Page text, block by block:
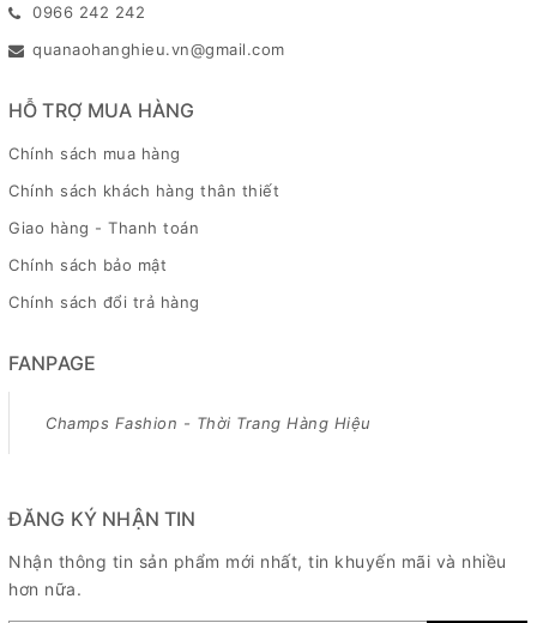
0966 242 242
quanaohanghieu.vn@gmail.com
HỖ TRỢ MUA HÀNG
Chính sách mua hàng
Chính sách khách hàng thân thiết
Giao hàng - Thanh toán
Chính sách bảo mật
Chính sách đổi trả hàng
FANPAGE
Champs Fashion - Thời Trang Hàng Hiệu
ĐĂNG KÝ NHẬN TIN
Nhận thông tin sản phẩm mới nhất, tin khuyến mãi và nhiều
hơn nữa.